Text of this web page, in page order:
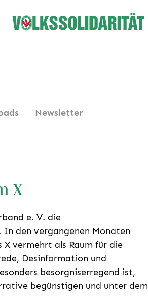
Newsletter
X
e. V. die
den vergangenen Monaten
vermehrt als Raum für die
Desinformation und
besorgniserregend ist,
begünstigen und unter dem